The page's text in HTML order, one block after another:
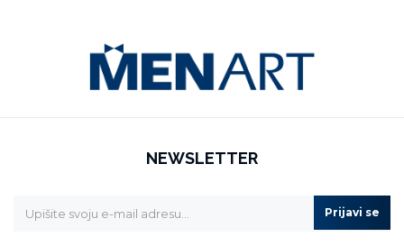
NEWSLETTER
Prijavi se